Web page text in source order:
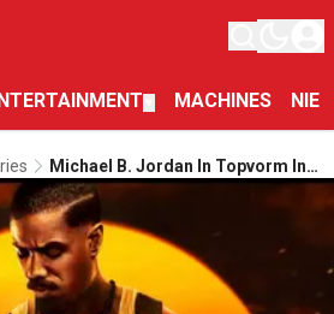
MACHINES
Michael B. Jordan In Topvorm In
Cooglers Meeslepende
Horrorfilm Sinners